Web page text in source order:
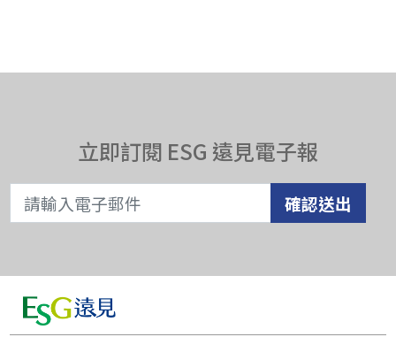
立即訂閱 ESG 遠見電子報
確認送出